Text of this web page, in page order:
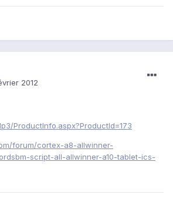
2012
ProductInfo.aspx?ProductId=173
forum/cortex-a8-allwinner-
script-all-allwinner-a10-tablet-ics-